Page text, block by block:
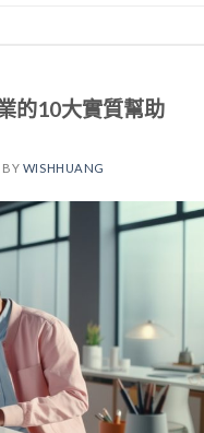
的10大實質幫助
BY WISHHUANG